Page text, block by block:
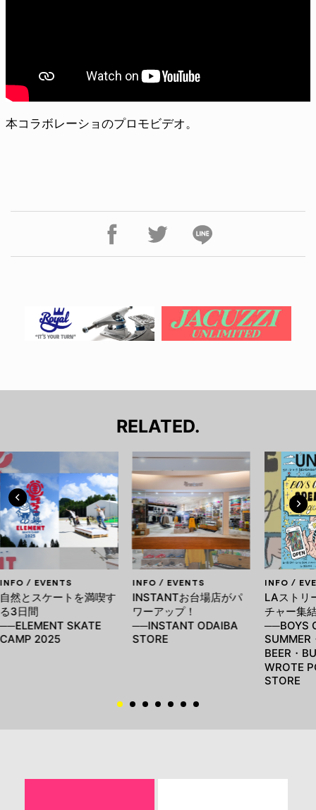
本コラボレーショのプロモビデオ。
RELATED.
INFO / EVENTS
自然とスケートを満喫す
る3日間
──ELEMENT SKATE
CAMP 2025
INFO / EVENTS
INSTANTお台場店がパ
ワーアップ！
──INSTANT ODAIBA
STORE
INFO /
LAストリ
チャー集
──BOYS
SUMMER
BEER・
WROTE
STORE